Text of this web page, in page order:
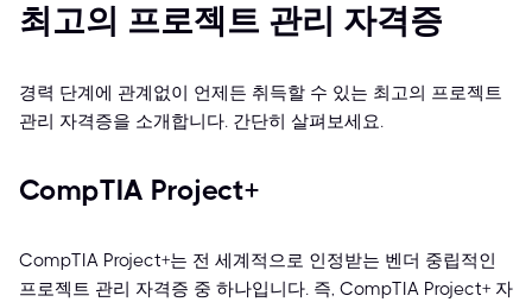
최고의 프로젝트 관리 자격증
경력 단계에 관계없이 언제든 취득할 수 있는 최고의 프로젝트
관리 자격증을 소개합니다. 간단히 살펴보세요.
CompTIA Project+
CompTIA Project+는 전 세계적으로 인정받는 벤더 중립적인
프로젝트 관리 자격증 중 하나입니다. 즉, CompTIA Project+ 자